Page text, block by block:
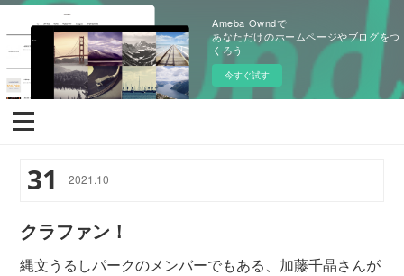
Ameba Owndで
あなただけのホームページやブログをつ
くろう
今すぐ試す
31 2021 .10
クラファン！
縄文うるしパークのメンバーでもある、加藤千晶さんが